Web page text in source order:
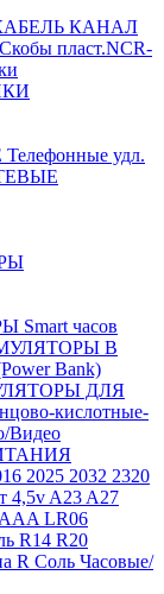
КАНАЛ
Скобы пласт.NCR-
Телефонные удл.
часов
В
Bank)
ДЛЯ
кислотные-
2025 2032 2320
4,5v A23 A27
LR06
R14 R20
R Соль Часовые/